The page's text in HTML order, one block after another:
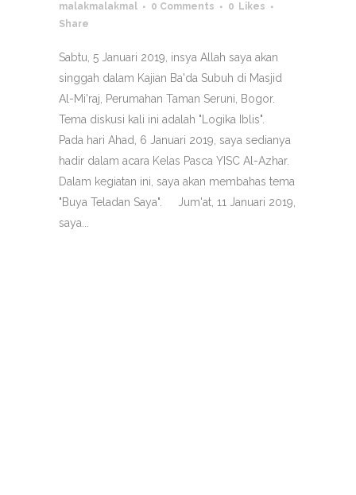
malakmalakmal
0 Comments 0
Likes
Share
Sabtu, 5 Januari 2019, insya Allah saya akan
singgah dalam Kajian Ba'da Subuh di Masjid
Al-Mi'raj, Perumahan Taman Seruni, Bogor.
Tema diskusi kali ini adalah "Logika Iblis".
Pada hari Ahad, 6 Januari 2019, saya sedianya
hadir dalam acara Kelas Pasca YISC Al-Azhar.
Dalam kegiatan ini, saya akan membahas tema
"Buya Teladan Saya". Jum'at, 11 Januari 2019,
saya...